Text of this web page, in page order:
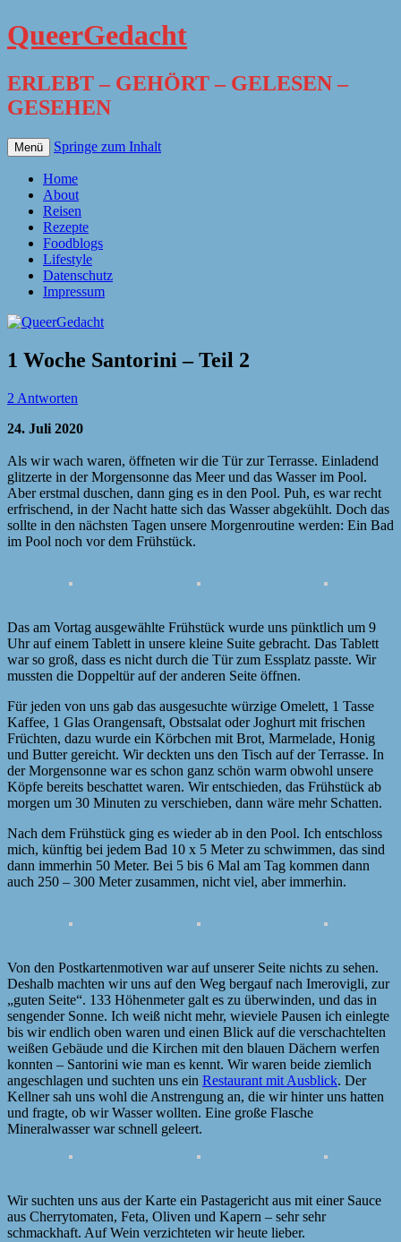
QueerGedacht
ERLEBT – GEHÖRT – GELESEN –
GESEHEN
Menü Springe zum Inhalt
Home
About
Reisen
Rezepte
Foodblogs
Lifestyle
Datenschutz
Impressum
1 Woche Santorini – Teil 2
2 Antworten
24. Juli 2020
Als wir wach waren, öffneten wir die Tür zur Terrasse. Einladend
glitzerte in der Morgensonne das Meer und das Wasser im Pool.
Aber erstmal duschen, dann ging es in den Pool. Puh, es war recht
erfrischend, in der Nacht hatte sich das Wasser abgekühlt. Doch das
sollte in den nächsten Tagen unsere Morgenroutine werden: Ein Bad
im Pool noch vor dem Frühstück.
Das am Vortag ausgewählte Frühstück wurde uns pünktlich um 9
Uhr auf einem Tablett in unsere kleine Suite gebracht. Das Tablett
war so groß, dass es nicht durch die Tür zum Essplatz passte. Wir
mussten die Doppeltür auf der anderen Seite öffnen.
Für jeden von uns gab das ausgesuchte würzige Omelett, 1 Tasse
Kaffee, 1 Glas Orangensaft, Obstsalat oder Joghurt mit frischen
Früchten, dazu wurde ein Körbchen mit Brot, Marmelade, Honig
und Butter gereicht. Wir deckten uns den Tisch auf der Terrasse. In
der Morgensonne war es schon ganz schön warm obwohl unsere
Köpfe bereits beschattet waren. Wir entschieden, das Frühstück ab
morgen um 30 Minuten zu verschieben, dann wäre mehr Schatten.
Nach dem Frühstück ging es wieder ab in den Pool. Ich entschloss
mich, künftig bei jedem Bad 10 x 5 Meter zu schwimmen, das sind
dann immerhin 50 Meter. Bei 5 bis 6 Mal am Tag kommen dann
auch 250 – 300 Meter zusammen, nicht viel, aber immerhin.
Von den Postkartenmotiven war auf unserer Seite nichts zu sehen.
Deshalb machten wir uns auf den Weg bergauf nach Imerovigli, zur
„guten Seite“. 133 Höhenmeter galt es zu überwinden, und das in
sengender Sonne. Ich weiß nicht mehr, wieviele Pausen ich einlegte
bis wir endlich oben waren und einen Blick auf die verschachtelten
weißen Gebäude und die Kirchen mit den blauen Dächern werfen
konnten – Santorini wie man es kennt. Wir waren beide ziemlich
angeschlagen und suchten uns ein Restaurant mit Ausblick. Der
Kellner sah uns wohl die Anstrengung an, die wir hinter uns hatten
und fragte, ob wir Wasser wollten. Eine große Flasche
Mineralwasser war schnell geleert.
Wir suchten uns aus der Karte ein Pastagericht aus mit einer Sauce
aus Cherrytomaten, Feta, Oliven und Kapern – sehr sehr
schmackhaft. Auf Wein verzichteten wir heute lieber.